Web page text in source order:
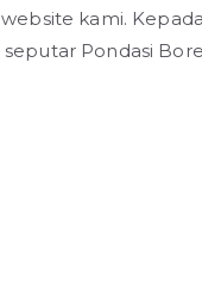
kami.
Pondasi